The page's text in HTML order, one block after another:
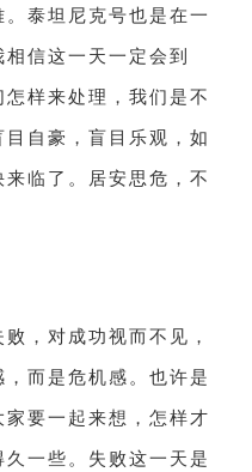
泰坦尼克号也是在一
信这一天一定会到
样来处理，我们是不
自豪，盲目乐观，如
临了。居安思危，不
，对成功视而不见，
而是危机感。也许是
要一起来想，怎样才
一些。失败这一天是